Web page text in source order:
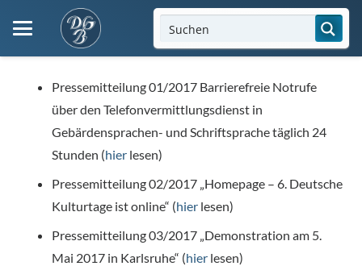
Pressemitteilung 01/2017 Barrierefreie Notrufe
über den Telefonvermittlungsdienst in
Gebärdensprachen- und Schriftsprache täglich 24
Stunden (hier lesen)
Pressemitteilung 02/2017 „Homepage – 6. Deutsche
Kulturtage ist online“ (hier lesen)
Pressemitteilung 03/2017 „Demonstration am 5.
Mai 2017 in Karlsruhe“ (hier lesen)